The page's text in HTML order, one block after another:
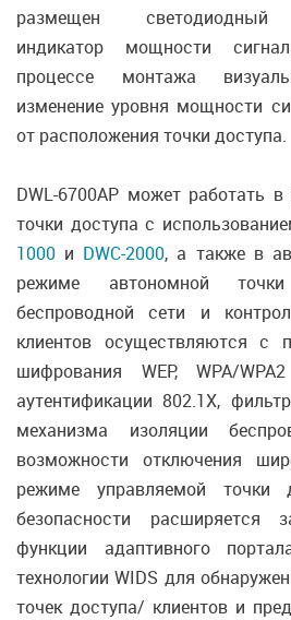
размещен светодиодный
индикатор мощности
процессе монтажа
изменение уровня мощности
от расположения точки доступа.
DWL-6700AP может работать
точки доступа с
1000 и DWC-2000, а также в
режиме автономной
беспроводной сети и
клиентов осуществляются с
шифрования WEP, WPA/
аутентификации 802.1X,
механизма изоляции
возможности отключения
режиме управляемой точки
безопасности расширяется
функции адаптивного
технологии WIDS для
точек доступа/ клиентов и